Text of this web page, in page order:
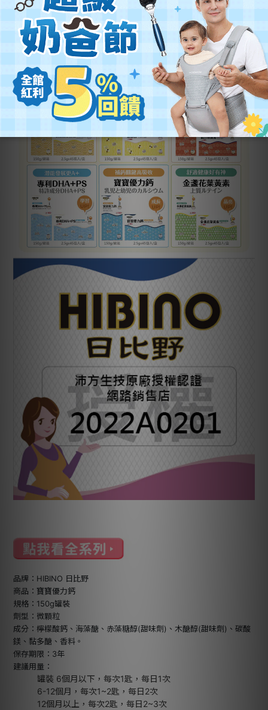
品牌：HIBINO 日比野
商品：寶寶優力鈣
規格：150g罐裝
劑型：微顆粒
成分：檸檬酸鈣、海藻醣、赤藻糖醇(甜味劑)、木醣醇(甜味劑)、碳酸
鎂、黏多醣、香料。
保存期限：3年
建議用量：
罐裝 6個月以下，每次1匙，每日1次
6-12個月，每次1~2匙，每日2次
12個月以上，每次2匙，每日2~3次